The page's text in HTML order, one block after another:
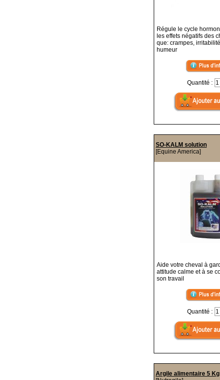
Régule le cycle
les effets négatifs des
que: crampes,
humeur
Quantité :
SO-KALM solution
[Equine America]
Aide votre cheval à
attitude calme et à se
son travail
Quantité :
Argile alimentaire 5 Kg